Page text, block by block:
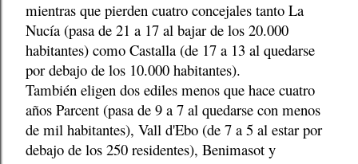
mientras que pierden cuatro concejales tanto La
Nucía (pasa de 21 a 17 al bajar de los 20.000
habitantes) como Castalla (de 17 a 13 al quedarse
por debajo de los 10.000 habitantes).
También eligen dos ediles menos que hace cuatro
años Parcent (pasa de 9 a 7 al quedarse con menos
de mil habitantes), Vall d'Ebo (de 7 a 5 al estar por
debajo de los 250 residentes), Benimasot y